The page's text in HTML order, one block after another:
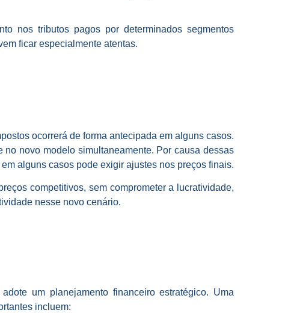
nos tributos pagos por determinados segmentos
ficar especialmente atentas.
ocorrerá de forma antecipada em alguns casos.
novo modelo simultaneamente. Por causa dessas
alguns casos pode exigir ajustes nos preços finais.
competitivos, sem comprometer a lucratividade,
nesse novo cenário.
um planejamento financeiro estratégico. Uma
incluem: